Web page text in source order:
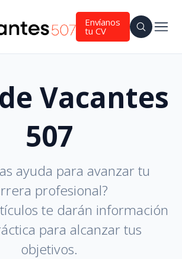
Envíanos
tu CV
Vacantes
507
ayuda para avanzar tu
profesional?
te darán información
para alcanzar tus
objetivos.